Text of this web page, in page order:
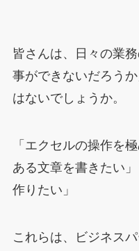
無料予約相談
皆さんは、日々の業
事ができないだろう
はないでしょうか。
「エクセルの操作を
ある文章を書きたい
作りたい」
これらは、ビジネス